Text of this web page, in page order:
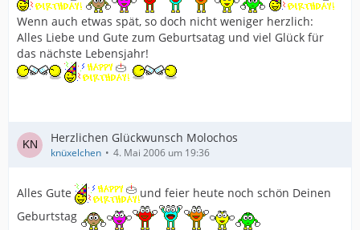
Wenn auch etwas spät, so doch nicht weniger herzlich:
Alles Liebe und Gute zum Geburtsatag und viel Glück für
das nächste Lebensjahr!
Herzlichen Glückwunsch Molochos
knüxelchen 4. Mai 2006 um 19:36
Alles Gute
und feier heute noch schön Deinen
Geburtstag